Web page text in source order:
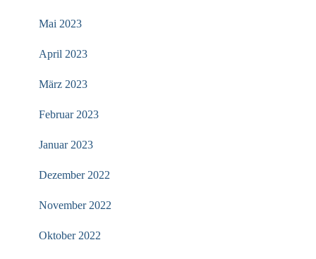
Mai 2023
April 2023
März 2023
Februar 2023
Januar 2023
Dezember 2022
November 2022
Oktober 2022